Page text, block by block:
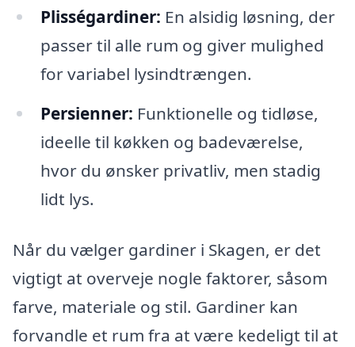
Plisségardiner: En alsidig løsning, der
passer til alle rum og giver mulighed
for variabel lysindtrængen.
Persienner: Funktionelle og tidløse,
ideelle til køkken og badeværelse,
hvor du ønsker privatliv, men stadig
lidt lys.
Når du vælger gardiner i Skagen, er det
vigtigt at overveje nogle faktorer, såsom
farve, materiale og stil. Gardiner kan
forvandle et rum fra at være kedeligt til at